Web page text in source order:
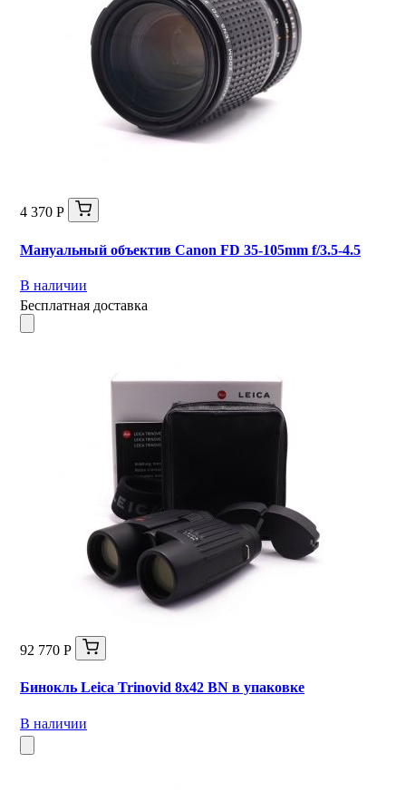
4 370 Р
Мануальный объектив Canon FD 35-105mm f/3.5-4.5
В наличии
Бесплатная доставка
92 770 Р
Бинокль Leica Trinovid 8x42 BN в упаковке
В наличии